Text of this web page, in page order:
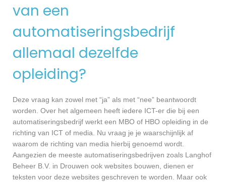
van een
automatiseringsbedrijf
allemaal dezelfde
opleiding?
Deze vraag kan zowel met “ja” als met “nee” beantwoordt
worden. Over het algemeen heeft iedere ICT-er die bij een
automatiseringsbedrijf werkt een MBO of HBO opleiding in de
richting van ICT of media. Nu vraag je je waarschijnlijk af
waarom de richting van media hierbij genoemd wordt.
Aangezien de meeste automatiseringsbedrijven zoals Langhof
Beheer B.V. in Drouwen ook websites bouwen, dienen er
teksten voor deze websites geschreven te worden. Maar ook